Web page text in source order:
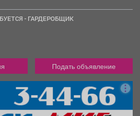
- ГАРДЕРОБЩИК
Подать объявление